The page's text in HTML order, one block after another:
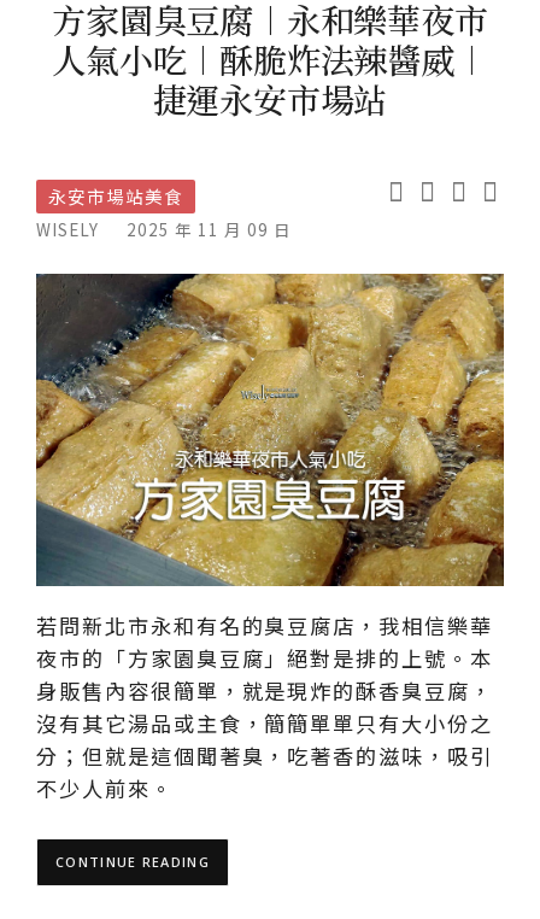
方家園臭豆腐︱永和樂華夜市
人氣小吃︱酥脆炸法辣醬威︱
捷運永安市場站
永安市場站美食
WISELY 2025 年 11 月 09 日
若問新北市永和有名的臭豆腐店，我相信樂華
夜市的「方家園臭豆腐」絕對是排的上號。本
身販售內容很簡單，就是現炸的酥香臭豆腐，
沒有其它湯品或主食，簡簡單單只有大小份之
分；但就是這個聞著臭，吃著香的滋味，吸引
不少人前來。
CONTINUE READING